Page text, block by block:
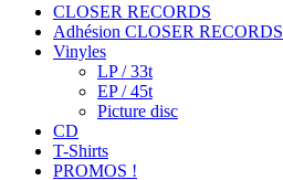
CLOSER RECORDS
Adhésion CLOSER RECORDS
Vinyles
LP / 33t
EP / 45t
Picture disc
CD
T-Shirts
PROMOS !